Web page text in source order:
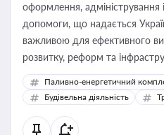
оформлення, адміністрування
допомоги, що надається
важливою для ефективного
розвитку, реформ та
Паливно-енергетичний
Будівельна діяльність